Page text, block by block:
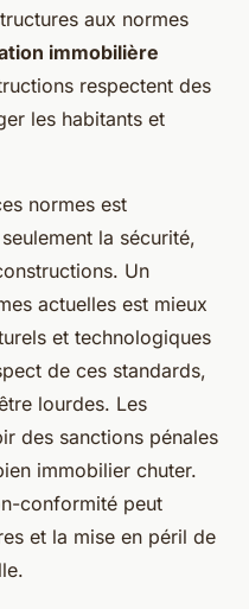
aux normes
immobilière
respectent des
les habitants et
normes est
la sécurité,
Un
actuelles est mieux
et technologiques
de ces standards,
lourdes. Les
des sanctions pénales
immobilier chuter.
conformité peut
et la mise en péril de